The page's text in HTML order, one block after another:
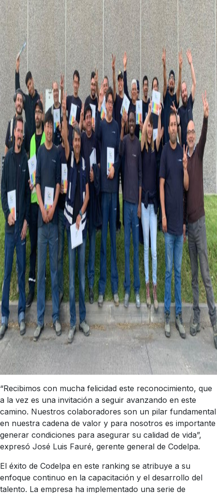
“Recibimos con mucha felicidad este reconocimiento, que
a la vez es una invitación a seguir avanzando en este
camino. Nuestros colaboradores son un pilar fundamental
en nuestra cadena de valor y para nosotros es importante
generar condiciones para asegurar su calidad de vida”,
expresó José Luis Fauré, gerente general de Codelpa.
El éxito de Codelpa en este ranking se atribuye a su
enfoque continuo en la capacitación y el desarrollo del
talento. La empresa ha implementado una serie de